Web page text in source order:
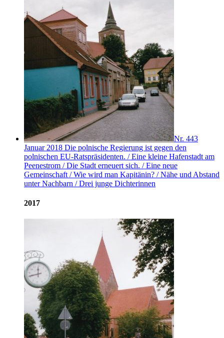
Nr. 443
Januar 2018 Die polnische Regierung ist gegen den
polnischen EU-Ratspräsidenten. / Eine kleine Hafenstadt am
Peenestrom / Die Stadt erneuert sich. / Eine neue
Gemeinschaft / Wie wird man Kapitänin? / Nähe und Abstand
unter Nachbarn / Drei junge Dichterinnen
2017